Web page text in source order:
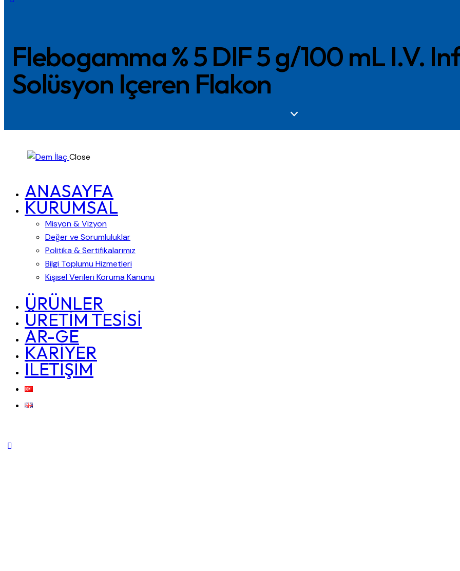
Flebogamma % 5 DIF 5 g/100 mL I.V.
Solüsyon Içeren Flakon
Close
ANASAYFA
KURUMSAL
Misyon & Vizyon
Değer ve Sorumluluklar
Politika & Sertifikalarımız
Bilgi Toplumu Hizmetleri
Kişisel Verileri Koruma Kanunu
ÜRÜNLER
ÜRETİM TESİSİ
AR-GE
KARİYER
İLETİŞİM